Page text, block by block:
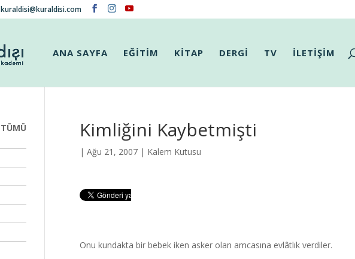
kuraldisi@kuraldisi.com
ANA SAYFA EĞİTİM KİTAP DERGİ TV İLETİŞİM
Kimliğini Kaybetmişti
| Ağu 21, 2007 | Kalem Kutusu
Onu kundakta bir bebek iken asker olan amcasına evlâtlık verdiler.
TÜMÜ